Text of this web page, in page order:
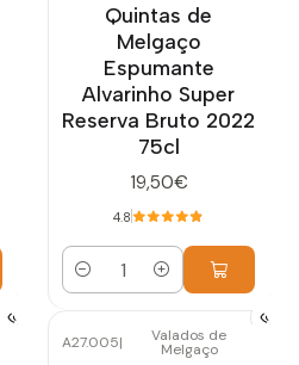
Quintas de
Melgaço
Espumante
Alvarinho Super
Reserva Bruto 2022
75cl
19,50€
4.8
Quantidade
A27.005| Valados de
Melgaço